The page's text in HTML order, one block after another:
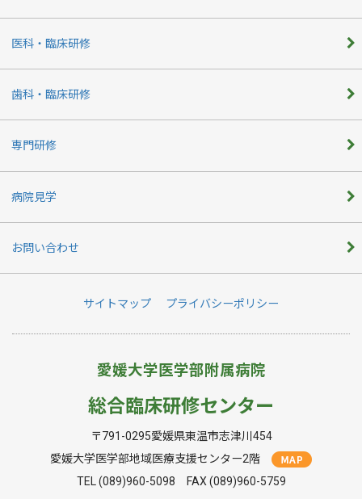
医科・臨床研修
歯科・臨床研修
専門研修
病院見学
お問い合わせ
サイトマップ プライバシーポリシー
愛媛大学医学部附属病院
総合臨床研修センター
〒791-0295愛媛県東温市志津川454
愛媛大学医学部地域医療支援センター2階
TEL (089)960-5098 FAX (089)960-5759